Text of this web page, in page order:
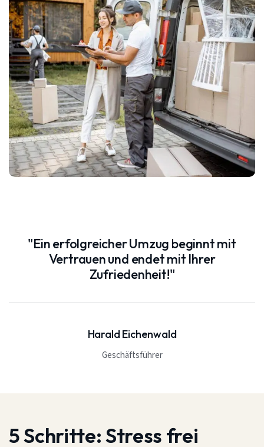
"Ein erfolgreicher Umzug beginnt mit
Vertrauen und endet mit Ihrer
Zufriedenheit!"
Harald Eichenwald
Geschäftsführer
5 Schritte:Stress frei